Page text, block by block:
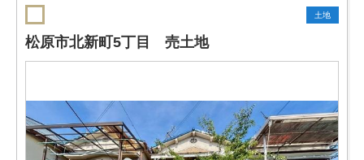
土地
松原市北新町5丁目 売土地